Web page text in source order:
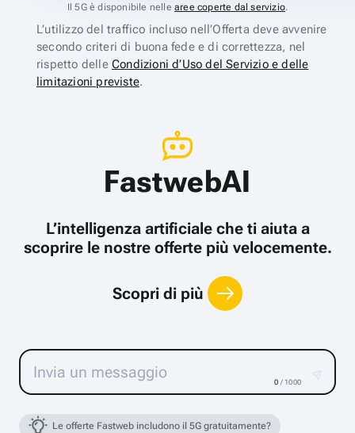
Il 5G è disponibile nelle aree coperte dal servizio.
L’utilizzo del traffico incluso nell’Offerta deve avvenire
secondo criteri di buona fede e di correttezza, nel
rispetto delle Condizioni d’Uso del Servizio e delle
limitazioni previste.
FastwebAI
L’intelligenza artificiale che ti aiuta a
scoprire le nostre offerte più velocemente.
Scopri di più
0 / 1000
Le offerte Fastweb includono il 5G gratuitamente?